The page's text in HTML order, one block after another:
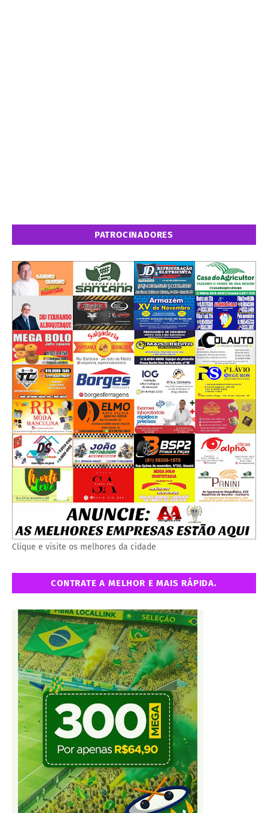
PATROCINADORES
Clique e visite os melhores da cidade
CONTRATE A MELHOR E MAIS RÁPIDA.